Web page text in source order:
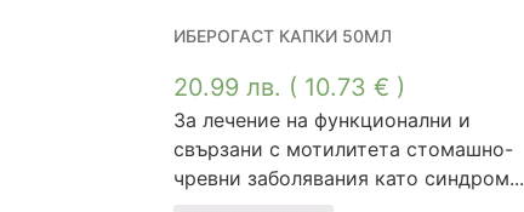
ИБЕРОГАСТ КАПКИ 50МЛ
20.99 лв. ( 10.73 € )
За лечение на функционални и
свързани с мотилитета стомашно-
чревни заболявания като синдром...